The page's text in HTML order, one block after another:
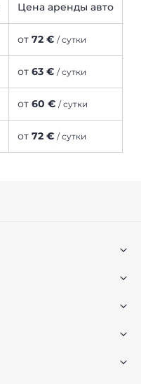
Цена аренды авто
от 72 € / сутки
от 63 € / сутки
от 60 € / сутки
от 72 € / сутки